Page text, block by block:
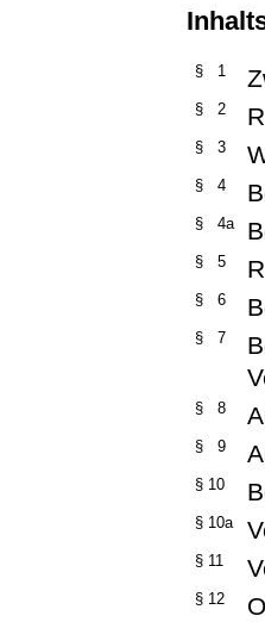
§ 1
§ 2
§ 3
§ 4
§ 4a
§ 5
§ 6
§ 7
§ 8
§ 9
§ 10
§ 10a
§ 11
§ 12